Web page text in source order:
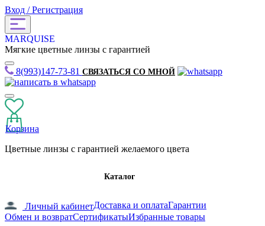
Вход / Регистрация
MARQUISE
Мягкие цветные линзы с гарантией
8(993)147-73-81 СВЯЗАТЬСЯ СО МНОЙ
Корзина
Цветные линзы с гарантией желаемого цвета
Каталог
Личный кабинетДоставка и оплатаГарантии
Обмен и возвратСертификатыИзбранные товары